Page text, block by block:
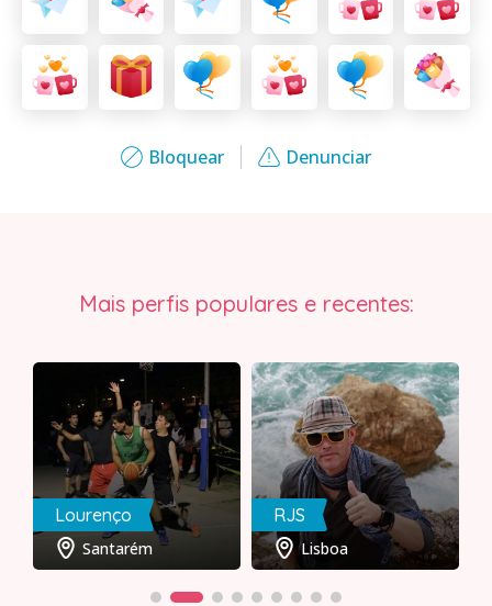
Bloquear Denunciar
Mais perfis populares e recentes:
Lourenço
Santarém
RJS
Lisboa